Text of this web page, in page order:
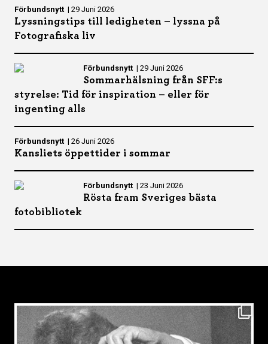
Förbundsnytt | 29 Juni 2026
Lyssningstips till ledigheten – lyssna på
Fotografiska liv
Förbundsnytt | 29 Juni 2026
Sommarhälsning från SFF:s
styrelse: Tid för inspiration – eller för
ingenting alls
Förbundsnytt | 26 Juni 2026
Kansliets öppettider i sommar
Förbundsnytt | 23 Juni 2026
Rösta fram Sveriges bästa
fotobibliotek